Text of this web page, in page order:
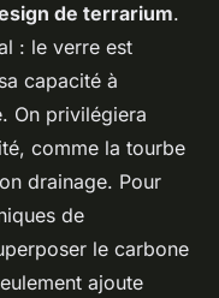
de terrarium.
: le verre est
capacité à
On privilégiera
comme la tourbe
drainage. Pour
de
le carbone
ajoute